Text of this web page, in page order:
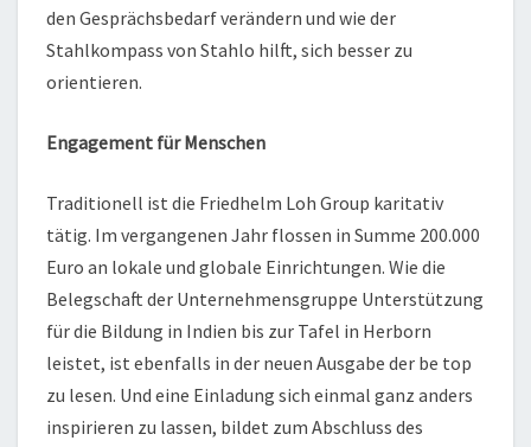
den Gesprächsbedarf verändern und wie der
Stahlkompass von Stahlo hilft, sich besser zu
orientieren.
Engagement für Menschen
Traditionell ist die Friedhelm Loh Group karitativ
tätig. Im vergangenen Jahr flossen in Summe 200.000
Euro an lokale und globale Einrichtungen. Wie die
Belegschaft der Unternehmensgruppe Unterstützung
für die Bildung in Indien bis zur Tafel in Herborn
leistet, ist ebenfalls in der neuen Ausgabe der be top
zu lesen. Und eine Einladung sich einmal ganz anders
inspirieren zu lassen, bildet zum Abschluss des